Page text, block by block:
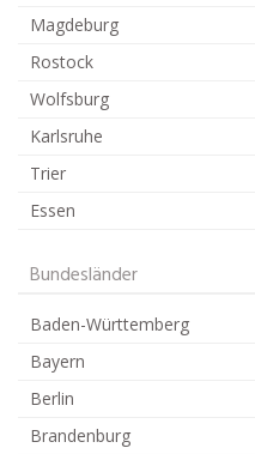
Magdeburg
Rostock
Wolfsburg
Karlsruhe
Trier
Essen
Bundesländer
Baden-Württemberg
Bayern
Berlin
Brandenburg